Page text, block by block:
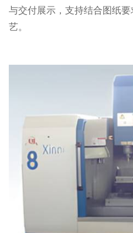
与交付展示，支持结合图纸
艺。